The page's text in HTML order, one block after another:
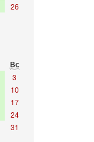
26
Вс
3
10
17
24
31